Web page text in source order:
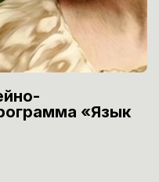
«Язык